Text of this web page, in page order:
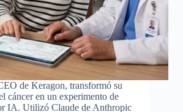
de Keragon, transformó su
cáncer en un experimento de
IA. Utilizó Claude de Anthropic